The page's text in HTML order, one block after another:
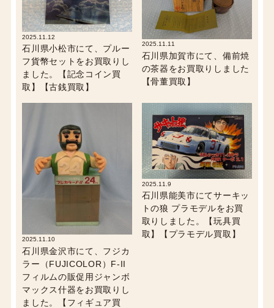
2025.11.12
石川県小松市にて、プルー
フ貨幣セットをお買取りし
ました。【記念コイン買
取】【古銭買取】
2025.11.11
石川県加賀市にて、備前焼
の茶器をお買取りしました
【骨董買取】
2025.11.10
石川県金沢市にて、フジカ
ラー（FUJICOLOR）F-II
フィルムの販促用ジャンボ
マックス什器をお買取りし
ました。【フィギュア買
2025.11.9
石川県能美市にてサーキッ
トの狼 プラモデルをお買
取りしました。【玩具買
取】【プラモデル買取】